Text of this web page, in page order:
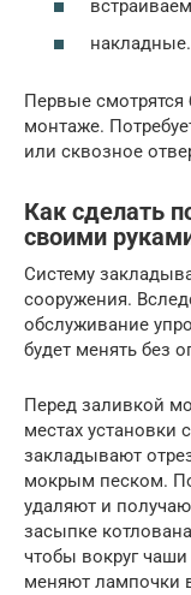
накладные.
Первые
монтаже.
или сквозное
Как сделать
своими
Систему
сооружения.
обслуживание
будет менять без
Перед заливкой
местах установки
закладывают
мокрым песком.
удаляют и
засыпке
чтобы вокруг
меняют лампочки